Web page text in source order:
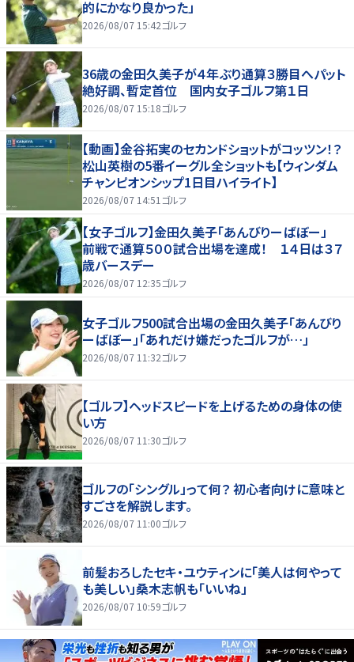
的にかなり良かった」
2026/08/07 15:42ゴルフ
36歳の金田久美子が４年ぶり通算３勝目へパット
絶好調、暫定首位 国内女子ゴルフ第１日
2026/08/07 15:18ゴルフ
【動画】金谷拓実のセカンドショットがコッツン！？
松山英樹の5番イーグル全ショットも【ウィンダム
チャンピオンシップ1日目ハイライト】
2026/08/07 14:51 ゴルフ
【女子ゴルフ】金田久美子「あんびりーばぼー」
前戦で通算５００試合出場を達成！ １４日は３７
歳バースデー
2026/08/07 12:35ゴルフ
女子ゴルフ500試合出場の金田久美子「あんびり
ーばぼー」「あれだけ嫌だったゴルフが…」
2026/08/07 11:32ゴルフ
【ゴルフ】ヘッドスピードを上げるための身体の使
い方
2026/08/07 11:30ゴルフ
ゴルフの「シングル」って何？ 初心者向けに意味と
すごさを解説します。
2026/08/07 11:00ゴルフ
前髪おろしたセキ・ユウティンに「美人は何やって
も美しい」桑木志帆も「いいね」
2026/08/07 10:59ゴルフ